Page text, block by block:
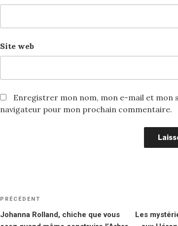
Site web
Enregistrer mon nom, mon e-mail et mon
navigateur pour mon prochain commentaire.
Navigation
de
Article
précédent
PRÉCÉDENT
Johanna Rolland, chiche que vous
Les